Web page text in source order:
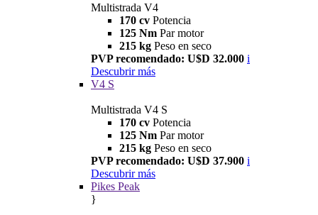
Multistrada V4
170 cv Potencia
125 Nm Par motor
215 kg Peso en seco
PVP recomendado: U$D 32.000 i
Descubrir más
V4 S
Multistrada V4 S
170 cv Potencia
125 Nm Par motor
215 kg Peso en seco
PVP recomendado: U$D 37.900 i
Descubrir más
Pikes Peak
}